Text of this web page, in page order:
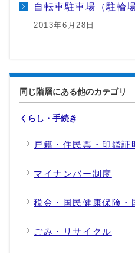
自転車駐車場（駐輪
2013年6月28日
同じ階層にある他のカテゴリ
くらし・手続き
戸籍・住民票・印鑑証
マイナンバー制度
税金・国民健康保険・
ごみ・リサイクル